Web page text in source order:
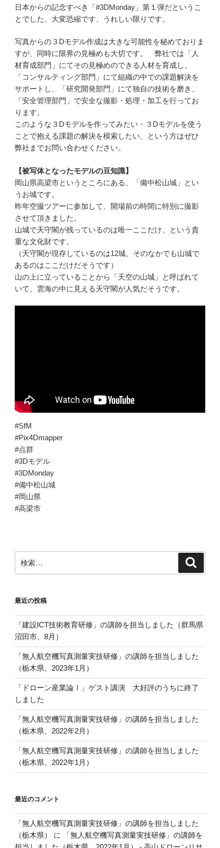
日本からの記念すべき「#3DMonday」第１弾だというこ
とでした、大変恐縮です、うれしい限りです。
写真からの３Dモデル作成は大きな可能性を秘めておりま
すが、同時に限界の見極めも大切です。 弊社では「人
材育成部門」にてその見極めのできる人材を育成し、
「コンサルティング部門」にて組織の中での課題解決を
サポートし、「研究開発部門」にて独自の技術を磨き、
「安全管理部門」で安全な撮影・処理・加工を行ってお
ります。
このような３Dモデルを作ってみたい・３Dモデルを使う
ことで抱える課題の解決を模索したい、という方はぜひ
弊社までお問い合わせください。
【被写体となったモデルの豆知識】
岡山県高梁市というところにある、「備中松山城」とい
うお城です。
昨年空撮ツアーに参加して、開場前の時間に特別に撮影
させて頂きました。
山城で天守閣が残っているのは唯一ここだけ、という貴
重な文化財です。
（天守閣が現存しているのは12城、そのなかでも山城で
あるのはここだけだそうです）
山の上に立っていることから「天空の山城」と呼ばれて
いて、雲海の中に見える天守閣が人気だそうです。
#SfM
#Pix4Dmapper
#点群
#3Dモデル
#3DMonday
#備中松山城
#岡山県
#高梁市
索:
最近の投稿
「建設ICT技術教育研修」の講師を担当しました（群馬県
沼田市、8月）
「無人航空機写真測量実技研修」の講師を担当しました
（栃木県、2023年1月）
「ドローン産業論Ⅰ」ゲスト講演 大好評のうちに終了
しました
「無人航空機写真測量実技研修」の講師を担当しました
（栃木県、2022年2月）
「無人航空機写真測量実技研修」の講師を担当しました
（栃木県、2022年1月）
最近のコメント
「無人航空機写真測量実技研修」の講師を担当しました
（栃木県）
に
「無人航空機写真測量実技研修」の講師を